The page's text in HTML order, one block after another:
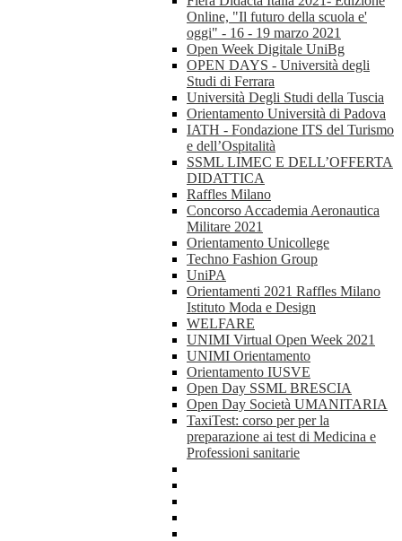
Online, "Il futuro della scuola e'
oggi" - 16 - 19 marzo 2021
Open Week Digitale UniBg
OPEN DAYS - Università degli
Studi di Ferrara
Università Degli Studi della Tuscia
Orientamento Università di Padova
IATH - Fondazione ITS del Turismo
e dell’Ospitalità
SSML LIMEC E DELL’OFFERTA
DIDATTICA
Raffles Milano
Concorso Accademia Aeronautica
Militare 2021
Orientamento Unicollege
Techno Fashion Group
UniPA
Orientamenti 2021 Raffles Milano
Istituto Moda e Design
WELFARE
UNIMI Virtual Open Week 2021
UNIMI Orientamento
Orientamento IUSVE
Open Day SSML BRESCIA
Open Day Società UMANITARIA
TaxiTest: corso per per la
preparazione ai test di Medicina e
Professioni sanitarie